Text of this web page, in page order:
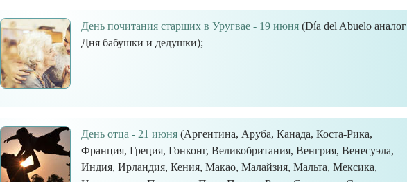
День почитания старших в Уругвае - 19 июня (Día del Abuelo аналог
Дня бабушки и дедушки);
День отца - 21 июня (Аргентина, Аруба, Канада, Коста-Рика,
Франция, Греция, Гонконг, Великобритания, Венгрия, Венесуэла,
Индия, Ирландия, Кения, Макао, Малайзия, Мальта, Мексика,